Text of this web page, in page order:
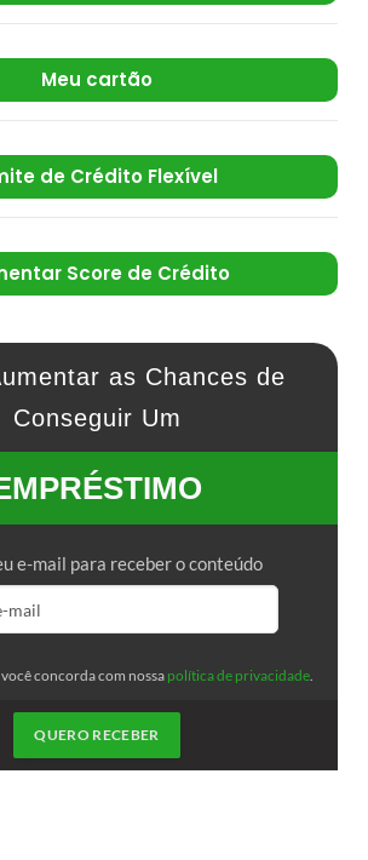
Meu cartão
de Crédito Flexível
Score de Crédito
as Chances de
Conseguir Um
e-mail para receber o conteúdo
concorda com nossa política de privacidade.
QUERO RECEBER